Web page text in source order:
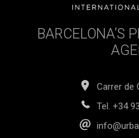
BARCELONA’S
Carrer de
Tel. +34